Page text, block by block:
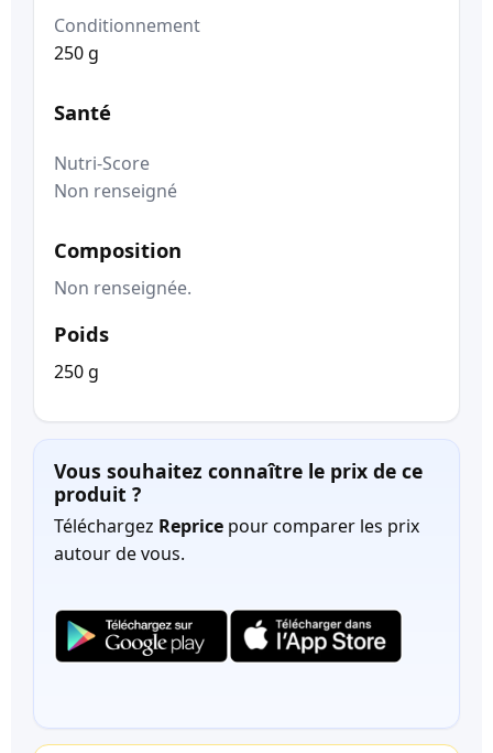
Conditionnement
250 g
Santé
Nutri-Score
Non renseigné
Composition
Non renseignée.
Poids
250 g
Vous souhaitez connaître le prix de ce
produit ?
Téléchargez Reprice pour comparer les prix
autour de vous.